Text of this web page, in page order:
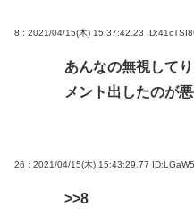
8 : 2021/04/15(木) 15:37:42.23
あんなの無視して
メント出したのが
26 : 2021/04/15(木) 15:43:29.77
>>8